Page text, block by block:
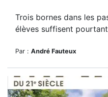
Trois bornes dans les
élèves suffisent
Par : André Fauteux